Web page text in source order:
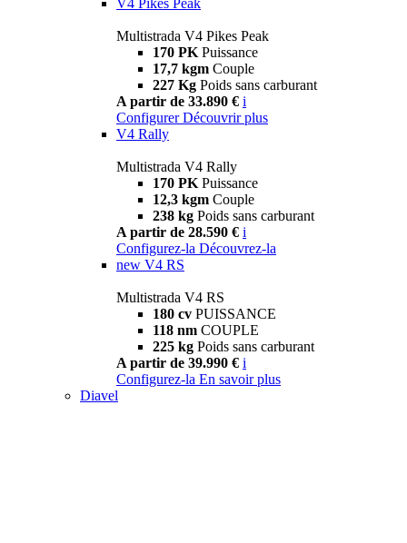
Multistrada V4 Pikes Peak
170 PK Puissance
17,7 kgm Couple
227 Kg Poids sans carburant
A partir de 33.890 € i
Configurer Découvrir plus
V4 Rally
Multistrada V4 Rally
170 PK Puissance
12,3 kgm Couple
238 kg Poids sans carburant
A partir de 28.590 € i
Configurez-la Découvrez-la
new V4 RS
Multistrada V4 RS
180 cv PUISSANCE
118 nm COUPLE
225 kg Poids sans carburant
A partir de 39.990 € i
Configurez-la En savoir plus
Diavel